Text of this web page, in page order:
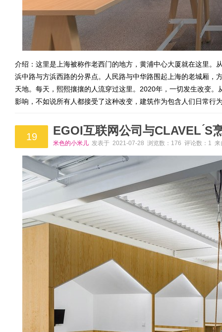
介绍：这里是上海被称作老西门的地方，黄浦中心大厦就在这里。
浜中路与方浜西路的分界点。人民路与中华路围起上海的老城厢，
天地。每天，熙熙攘攘的人流穿过这里。2020年，一切发生改变
影响，不如说所有人都接受了这种改变，建筑作为包含人们日常行
19 EGOI互联网公司与CLAVEL ́S
米色的小米儿 发表于 2021-07-28 浏览数：176 评论数：1